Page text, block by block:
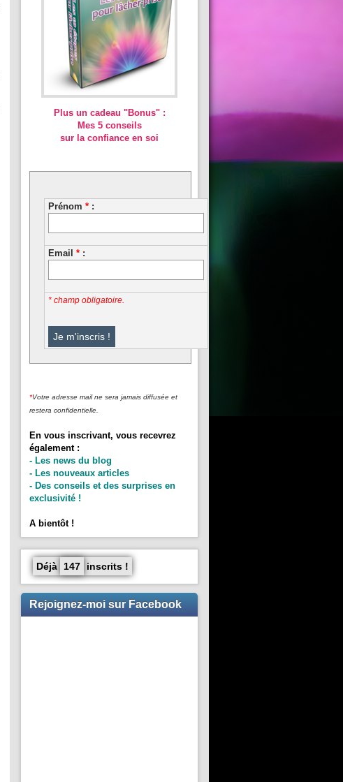
Plus un cadeau "Bonus" :
Mes 5 conseils
sur la confiance en soi
Prénom * :
Email * :
* champ obligatoire.
*Votre adresse mail ne sera jamais diffusée et
restera confidentielle.
En vous inscrivant, vous recevrez
également :
- Les news du blog
- Les nouveaux articles
- Des conseils et des surprises en
exclusivité !
A bientôt !
Déjà 147 inscrits !
Rejoignez-moi sur Facebook